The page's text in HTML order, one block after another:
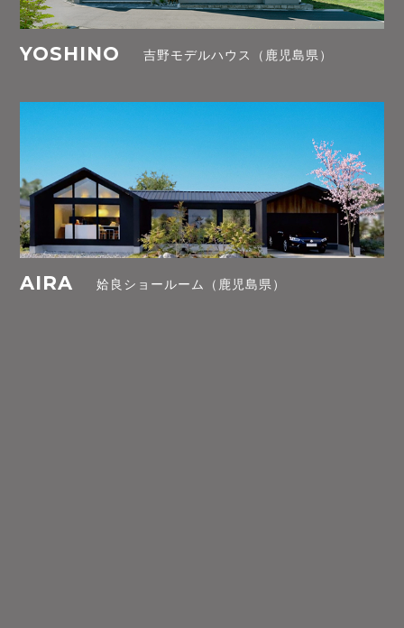
YOSHINO 吉野モデルハウス（鹿児島県）
AIRA 姶良ショールーム（鹿児島県）